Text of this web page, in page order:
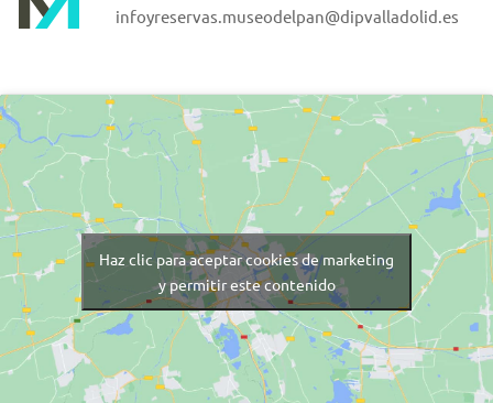
Haz clic para aceptar cookies de marketing
y permitir este contenido
infoyreservas.museodelpan@dipvalladolid.es